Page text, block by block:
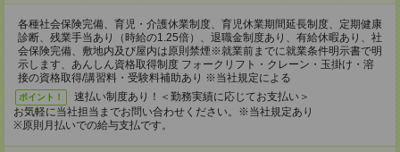
各種社会保険完備、育児・介護休業制度、育児休業期間延長制度、定期健康
診断、残業手当あり（時給の1.25倍）、退職金制度あり、有給休暇あり、社
会保険完備、敷地内及び屋内は原則禁煙※就業前までに就業条件明示書で明
示します、あんしん資格取得制度 フォークリフト・クレーン・玉掛け・溶
接の資格取得/講習料・受験料補助あり ※当社規定による
ポイント！
速払い制度あり！＜勤務実績に応じてお支払い＞
お気軽に当社担当までお問い合わせください。※当社規定あり
※原則月払いでの給与支払です。